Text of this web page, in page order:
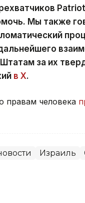
Мы также
за их
в X.
правам человека
Израиль